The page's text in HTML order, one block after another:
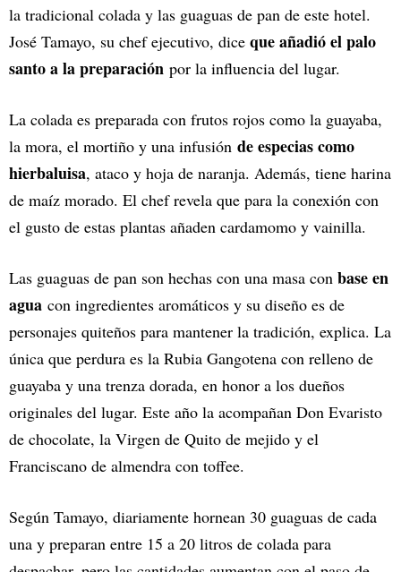
la tradicional colada y las guaguas de pan de este hotel.
José Tamayo, su chef ejecutivo, dice que añadió el palo
santo a la preparación por la influencia del lugar.
La colada es preparada con frutos rojos como la guayaba,
la mora, el mortiño y una infusión de especias como
hierbaluisa, ataco y hoja de naranja. Además, tiene harina
de maíz morado. El chef revela que para la conexión con
el gusto de estas plantas añaden cardamomo y vainilla.
Las guaguas de pan son hechas con una masa con base en
agua con ingredientes aromáticos y su diseño es de
personajes quiteños para mantener la tradición, explica. La
única que perdura es la Rubia Gangotena con relleno de
guayaba y una trenza dorada, en honor a los dueños
originales del lugar. Este año la acompañan Don Evaristo
de chocolate, la Virgen de Quito de mejido y el
Franciscano de almendra con toffee.
Según Tamayo, diariamente hornean 30 guaguas de cada
una y preparan entre 15 a 20 litros de colada para